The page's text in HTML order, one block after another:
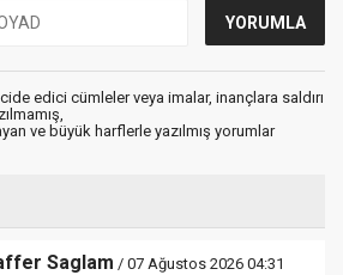
edici cümleler veya imalar, inançlara saldırı
ve büyük harflerle yazılmış yorumlar
Saglam / 07 Ağustos 2026 04:31